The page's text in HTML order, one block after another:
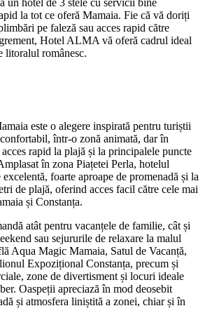
la tot ce oferă Mamaia. Fie că vă doriți
pe faleză sau acces rapid către
Hotel ALMA vă oferă cadrul ideal
litoralul românesc.
este o alegere inspirată pentru turiștii
într-o zonă animată, dar în
rapid la plajă și la principalele puncte
în zona Piațetei Perla, hotelul
foarte aproape de promenadă și la
de plajă, oferind acces facil către cele mai
și Constanța.
atât pentru vacanțele de familie, cât și
sau sejururile de relaxare la malul
Aqua Magic Mamaia, Satul de Vacanță,
Expozițional Constanța, precum și
zone de divertisment și locuri ideale
Oaspeții apreciază în mod deosebit
și atmosfera liniștită a zonei, chiar și în